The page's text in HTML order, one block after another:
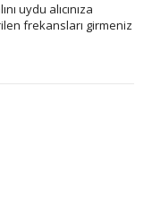
uydu alıcınıza
frekansları girmeniz